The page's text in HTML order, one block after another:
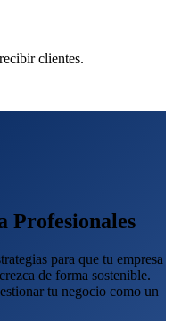
clientes.
Profesionales
para que tu empresa
de forma sostenible.
tu negocio como un